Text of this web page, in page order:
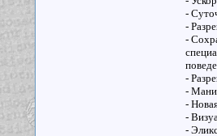
-
-
-
-
-
-
-
-